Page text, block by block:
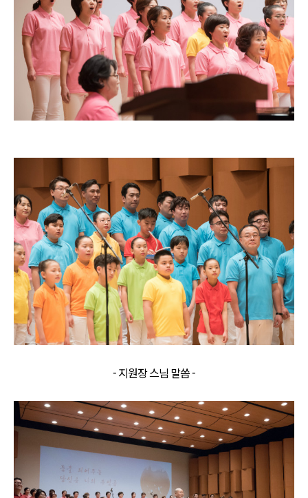
- 지원장 스님 말씀 -